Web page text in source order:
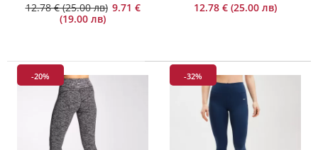
12.78 € (25.00 лв) 9.71 €
(19.00 лв)
12.78 € (25.00 лв)
-20% -32%